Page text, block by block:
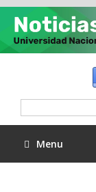
Menu